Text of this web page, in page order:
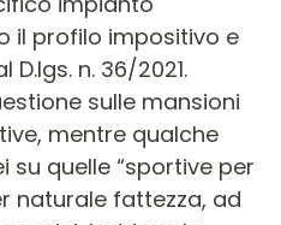
il profilo impositivo e
n. 36/2021.
sulle mansioni
mentre qualche
su quelle “sportive per
naturale fattezza, ad